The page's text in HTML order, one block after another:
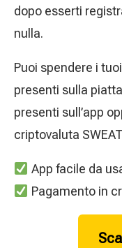
dopo esserti
nulla.
Puoi spendere i
presenti sulla
presenti sull’app
criptovaluta
App facile da
Pagamento in